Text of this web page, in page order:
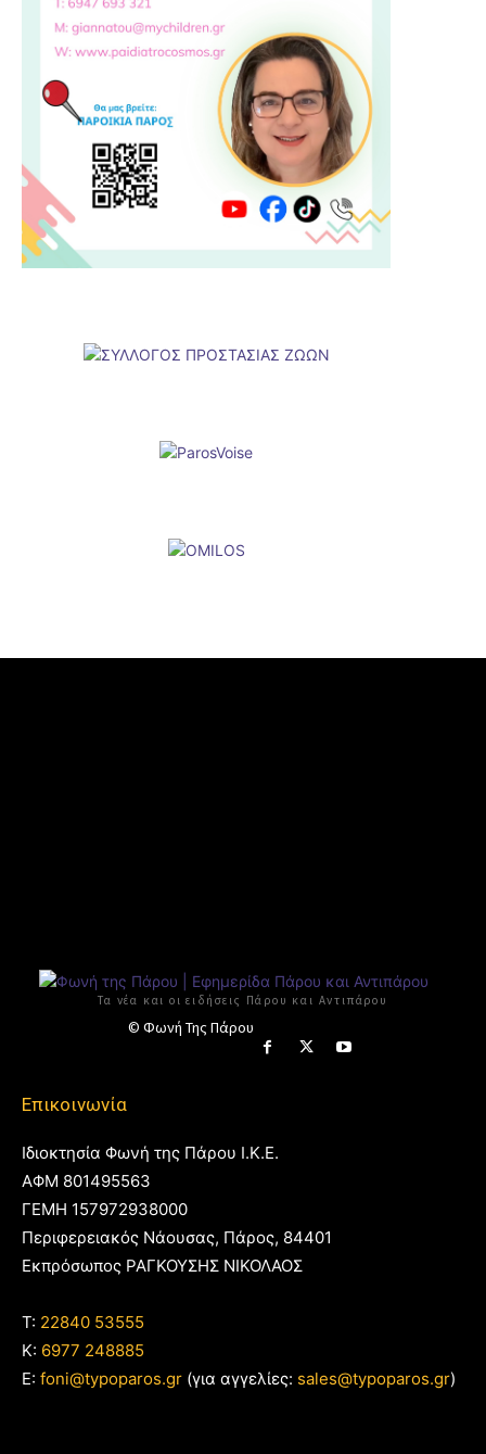
Τα νέα και οι ειδήσεις Πάρου και Αντιπάρου
© Φωνή Της Πάρου
Επικοινωνία
Ιδιοκτησία Φωνή της Πάρου Ι.Κ.Ε.
ΑΦΜ 801495563
ΓΕΜΗ 157972938000
Περιφερειακός Νάουσας, Πάρος, 84401
Εκπρόσωπος ΡΑΓΚΟΥΣΗΣ ΝΙΚΟΛΑΟΣ
T: 22840 53555
Κ: 6977 248885
E: foni@typoparos.gr (για αγγελίες: sales@typoparos.gr)